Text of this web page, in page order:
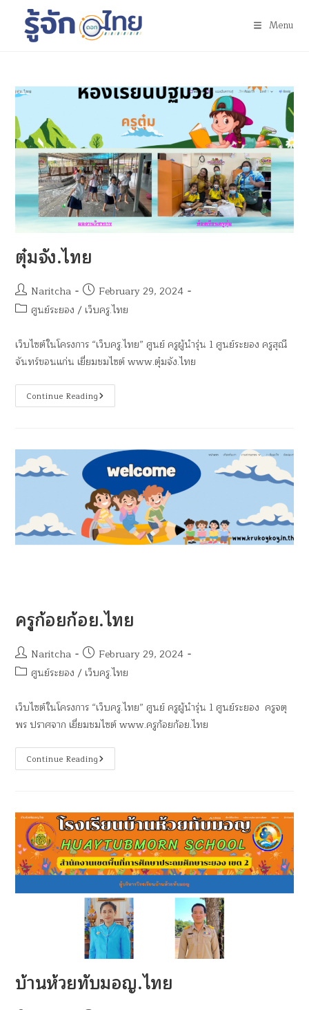
Menu
ตุ๋มจัง.ไทย
Naritcha
February 29, 2024
ศูนย์ระยอง / เว็บครู.ไทย
เว็บไซต์ในโครงการ “เว็บครู.ไทย” ศูนย์ ครูผู้นำรุ่น 1 ศูนย์ระยอง ครูสุณี
จันทร์ขอนแก่น เยี่ยมชมไซต์ www.ตุ๋มจัง.ไทย
Continue Reading
ครูก้อยก้อย.ไทย
Naritcha
February 29, 2024
ศูนย์ระยอง / เว็บครู.ไทย
เว็บไซต์ในโครงการ “เว็บครู.ไทย” ศูนย์ ครูผู้นำรุ่น 1 ศูนย์ระยอง ครูจตุ
พร ปราศจาก เยี่ยมชมไซต์ www.ครูก้อยก้อย.ไทย
Continue Reading
บ้านห้วยทับมอญ.ไทย